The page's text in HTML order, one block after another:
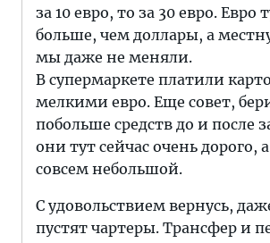
за 10 евро, то за 30 евро. Евро
больше, чем доллары, а
мы даже не меняли.
В супермаркете платили
мелкими евро. Еще совет,
побольше средств до и после
они тут сейчас очень дорого,
совсем небольшой.
С удовольствием вернусь,
пустят чартеры. Трансфер и